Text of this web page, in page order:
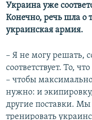
Украина уже
Конечно, речь шла о
украинская армия.
– Я не могу решать,
соответствует. То,
– чтобы
нужно: и
другие поставки.
тренировать